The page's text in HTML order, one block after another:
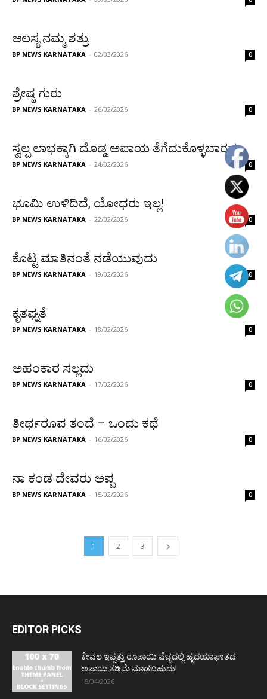
ಆಲಸ್ಯ ನಮ್ಮ ಶತ್ರು
BP NEWS KARNATAKA - 02/03/2026 0
ಶ್ರೇಷ್ಠ ಗುರು
BP NEWS KARNATAKA - 26/02/2026 0
ಸ್ವಲ್ಪ ಲಾಭಕ್ಕಾಗಿ ದೊಡ್ಡ ಅಪಾಯ ತೆಗೆದುಕೊಳ್ಳಬಾರದು.
BP NEWS KARNATAKA - 24/02/2026 0
ಭೂಮಿ ಉಳಿದಿದೆ, ಯೋಧರು ಇಲ್ಲ!
BP NEWS KARNATAKA - 22/02/2026 0
ಕೊಟ್ಟ ಮಾತಿನಂತೆ ನಡೆಯುವುದು
BP NEWS KARNATAKA - 19/02/2026 0
ಕೃತಘ್ನತೆ
BP NEWS KARNATAKA - 18/02/2026 0
ಅಹಂಕಾರ ಸಲ್ಲದು
BP NEWS KARNATAKA - 17/02/2026 0
ತೀರ್ಥರೂಪ ತಂದೆ – ಒಂದು ಕಥೆ
BP NEWS KARNATAKA - 16/02/2026 0
ನಾ ಕಂಡ ದೇವರು ಅಪ್ಪ
BP NEWS KARNATAKA - 15/02/2026 0
1 2 3
EDITOR PICKS
ಕೇವಲ ಇಪ್ಪತ್ತು ರೂಪಾಯಿ ವೆಚ್ಚದಲ್ಲಿ ಹೃದಯಾಘಾತದ
ಅಪಾಯ ಕಡಿಮೆ ಮಾಡಬಹುದು!
15/04/2026